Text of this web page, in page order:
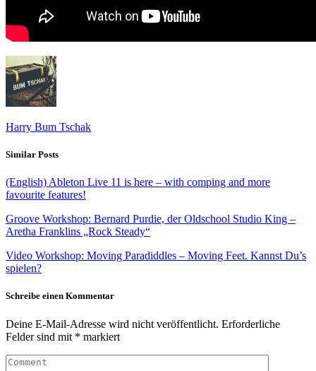
Harry Bum Tschak
Similar Posts
(English) Ableton Live 11 is here – with comping and more
favourite features!
Groove Workshop: Bernard Purdie, der Oldschool Studio King –
Aretha Franklins „Rock Steady“
Video Workshop: Moving Paradiddles – Moving Feet. Kannst Du’s
spielen?
Schreibe einen Kommentar
Deine E-Mail-Adresse wird nicht veröffentlicht. Erforderliche
Felder sind mit * markiert